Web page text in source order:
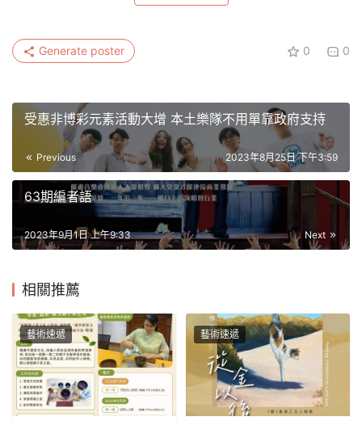
0 0
Generate poster
受惠非博彩元素活動大增 本土樂隊不用單靠政府支持
Previous 2023年8月25日 下午3:59
63期編者語
Next
2023年9月1日 上午9:33
相關推薦
藝術速遞 藝術速遞